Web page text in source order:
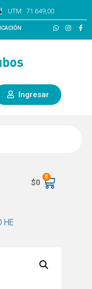
| UTM: 71.649,00
Ingresar
$0
0
HE